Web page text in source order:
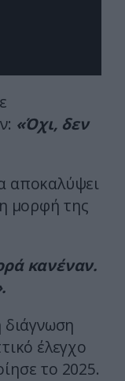
«Όχι, δεν
αποκαλύψει
μορφή της
κανέναν.
διάγνωση
έλεγχο
το 2025.